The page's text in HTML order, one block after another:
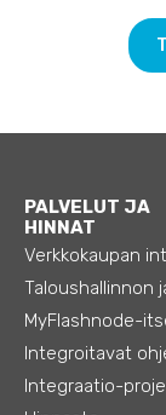
PALVELUT JA
HINNAT
Integraatio-